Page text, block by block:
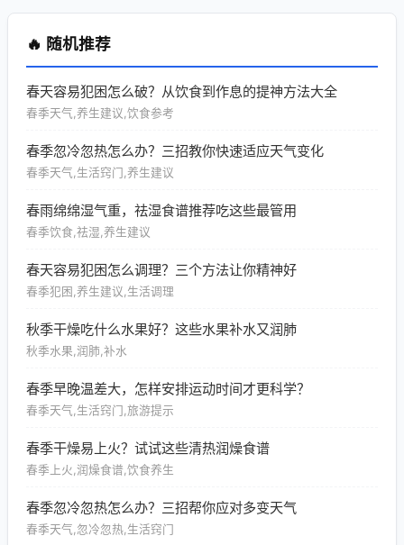
🔥 随机推荐
春天容易犯困怎么破？从饮食到作息的提神方法大全
春季天气,养生建议,饮食参考
春季忽冷忽热怎么办？三招教你快速适应天气变化
春季天气,生活窍门,养生建议
春雨绵绵湿气重，祛湿食谱推荐吃这些最管用
春季饮食,祛湿,养生建议
春天容易犯困怎么调理？三个方法让你精神好
春季犯困,养生建议,生活调理
秋季干燥吃什么水果好？这些水果补水又润肺
秋季水果,润肺,补水
春季早晚温差大，怎样安排运动时间才更科学？
春季天气,生活窍门,旅游提示
春季干燥易上火？试试这些清热润燥食谱
春季上火,润燥食谱,饮食养生
春季忽冷忽热怎么办？三招帮你应对多变天气
春季天气,忽冷忽热,生活窍门